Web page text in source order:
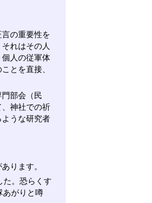
の重要性を
れはその人
人の従軍体
とを直接、
部会（民
神社での祈
うな研究者
ります。
た。恐らくす
あがりと噂